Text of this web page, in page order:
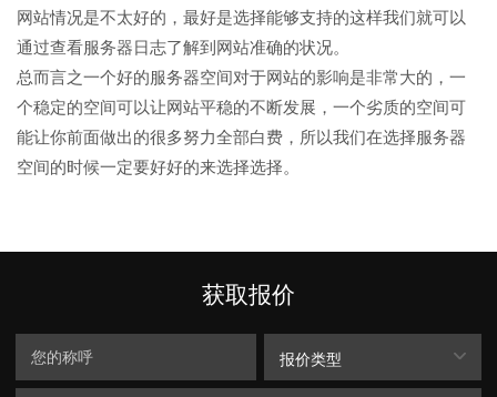
网站情况是不太好的，最好是选择能够支持的这样我们就可以
通过查看服务器日志了解到网站准确的状况。
总而言之一个好的服务器空间对于网站的影响是非常大的，一
个稳定的空间可以让网站平稳的不断发展，一个劣质的空间可
能让你前面做出的很多努力全部白费，所以我们在选择服务器
空间的时候一定要好好的来选择选择。
获取报价
报价类型